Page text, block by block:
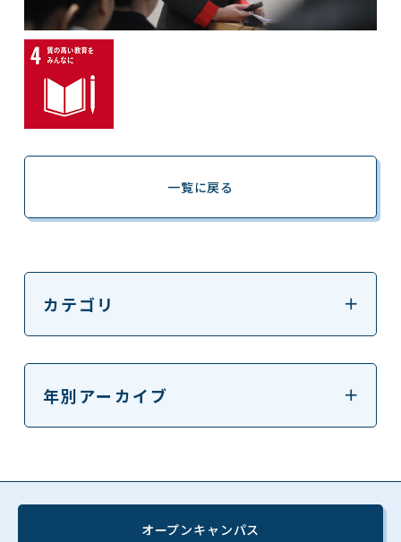
一覧に戻る
カテゴリ
年別アーカイブ
オープンキャンパス